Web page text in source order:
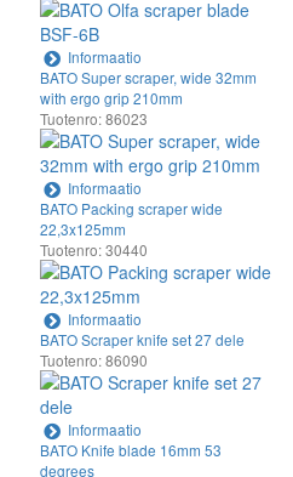
Informaatio
BATO Super scraper, wide 32mm
with ergo grip 210mm
Tuotenro: 86023
Informaatio
BATO Packing scraper wide
22,3x125mm
Tuotenro: 30440
Informaatio
BATO Scraper knife set 27 dele
Tuotenro: 86090
Informaatio
BATO Knife blade 16mm 53
degrees